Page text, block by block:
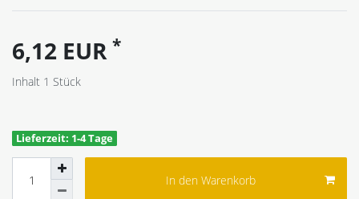
6,12 EUR *
Inhalt 1 Stück
Lieferzeit: 1-4 Tage
In den Warenkorb